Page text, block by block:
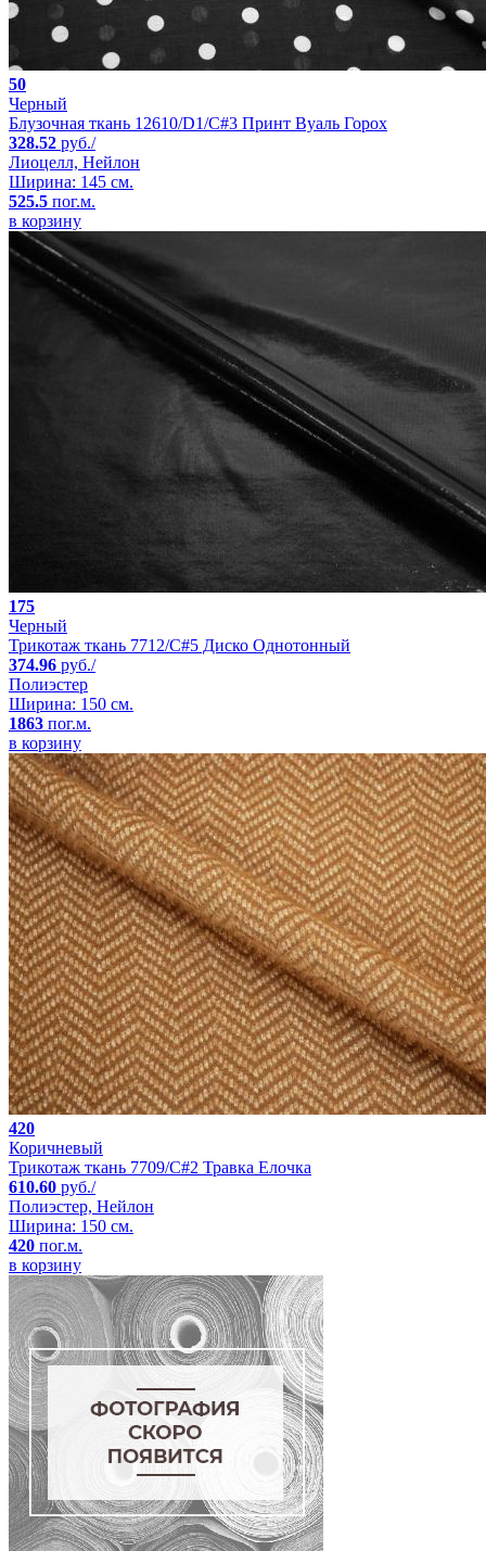
50
Черный
Блузочная ткань 12610/D1/C#3 Принт Вуаль Горох
328.52 руб./
Лиоцелл, Нейлон
Ширина: 145 см.
525.5 пог.м.
в корзину
175
Черный
Трикотаж ткань 7712/C#5 Диско Однотонный
374.96 руб./
Полиэстер
Ширина: 150 см.
1863 пог.м.
в корзину
420
Коричневый
Трикотаж ткань 7709/C#2 Травка Елочка
610.60 руб./
Полиэстер, Нейлон
Ширина: 150 см.
420 пог.м.
в корзину